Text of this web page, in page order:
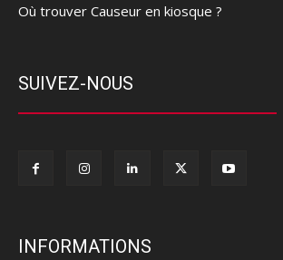
Où trouver Causeur en kiosque ?
SUIVEZ-NOUS
INFORMATIONS